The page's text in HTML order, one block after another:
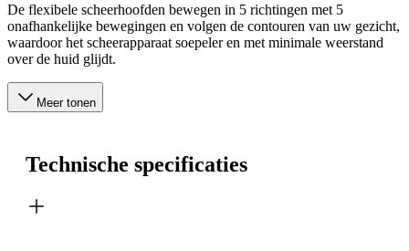
De flexibele scheerhoofden bewegen in 5 richtingen met 5
onafhankelijke bewegingen en volgen de contouren van uw gezicht,
waardoor het scheerapparaat soepeler en met minimale weerstand
over de huid glijdt.
Meer tonen
Technische specificaties